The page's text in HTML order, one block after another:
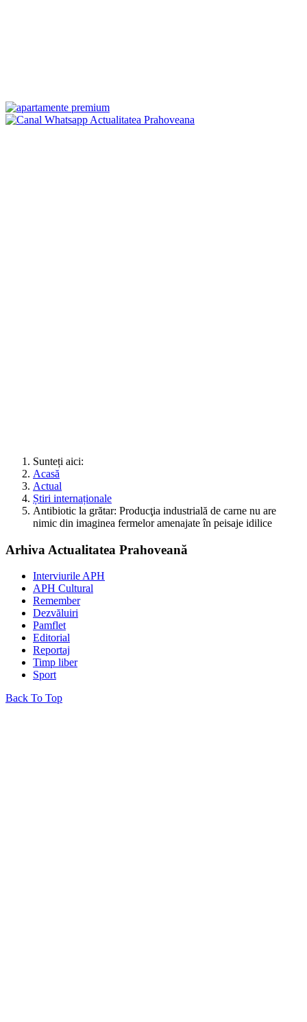
Sunteți aici:
Acasă
Actual
Știri internaționale
Antibiotic la grătar: Producţia industrială de carne nu are
nimic din imaginea fermelor amenajate în peisaje idilice
Arhiva Actualitatea Prahoveană
Interviurile APH
APH Cultural
Remember
Dezvăluiri
Pamflet
Editorial
Reportaj
Timp liber
Sport
Back To Top